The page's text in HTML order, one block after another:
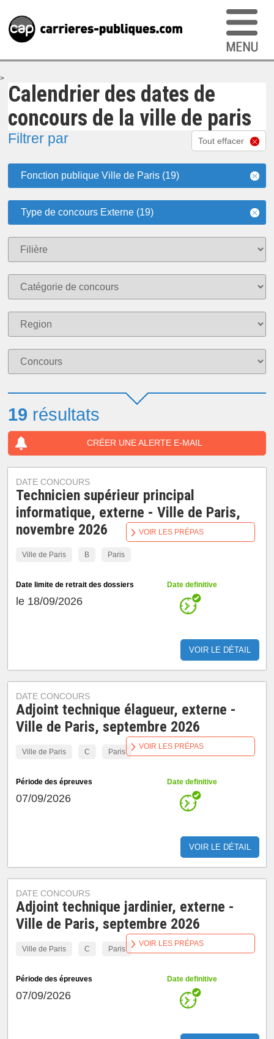
>
Calendrier des dates de
concours de la ville de paris
Filtrer par Tout effacer
Fonction publique Ville de Paris (19)
Type de concours Externe (19)
19 résultats
CRÉER UNE ALERTE E-MAIL
DATE CONCOURS
Technicien supérieur principal
informatique, externe - Ville de Paris,
novembre 2026
Ville de Paris B Paris
Date limite de retrait des dossiers
le 18/09/2026
Date definitive
VOIR LE DÉTAIL
VOIR LES PRÉPAS
DATE CONCOURS
Adjoint technique élagueur, externe -
Ville de Paris, septembre 2026
Ville de Paris C Paris
Période des épreuves
07/09/2026
Date definitive
VOIR LE DÉTAIL
VOIR LES PRÉPAS
DATE CONCOURS
Adjoint technique jardinier, externe -
Ville de Paris, septembre 2026
Ville de Paris C Paris
Période des épreuves
07/09/2026
Date definitive
VOIR LES PRÉPAS